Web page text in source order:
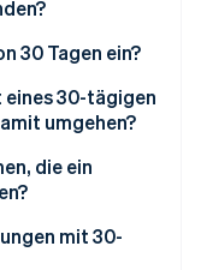
30 Tagen ein?
30-tägigen
umgehen?
die ein
mit 30-